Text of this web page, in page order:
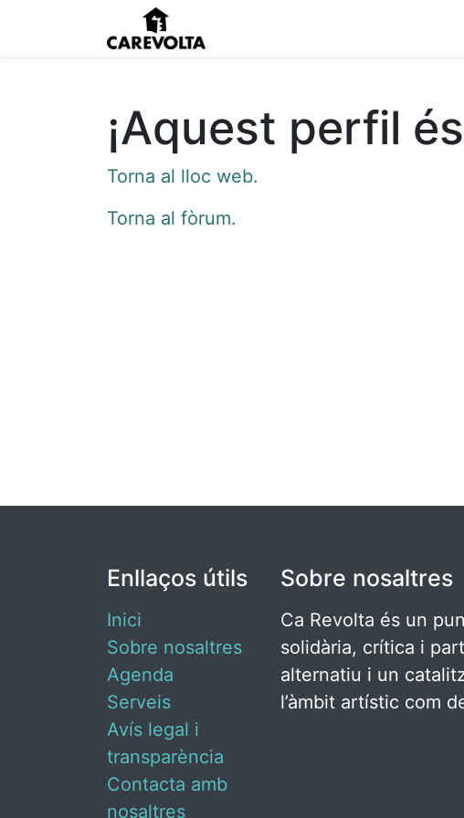
¡Aquest perfil
Torna al lloc web.
Torna al fòrum.
Enllaços útils
Inici
Sobre nosaltres
Agenda
Serveis
Avís legal i
transparència
Contacta amb
nosaltres
Sobre nosaltres
Ca Revolta és un
solidària, crítica i
alternatiu i un
l’àmbit artístic com